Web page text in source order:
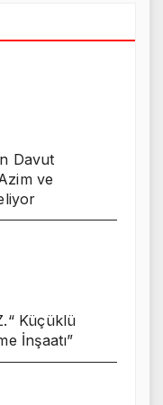
Davut
ve
Küçüklü
İnşaatı”